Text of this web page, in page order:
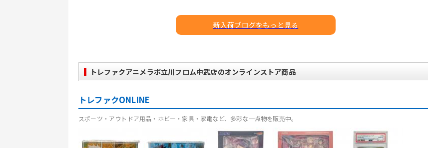
新入荷ブログをもっと見る
トレファクアニメラボ立川フロム中武店のオンラインストア商品
トレファクONLINE
スポーツ・アウトドア用品・ホビー・家具・家電など、多彩な一点物を販売中。